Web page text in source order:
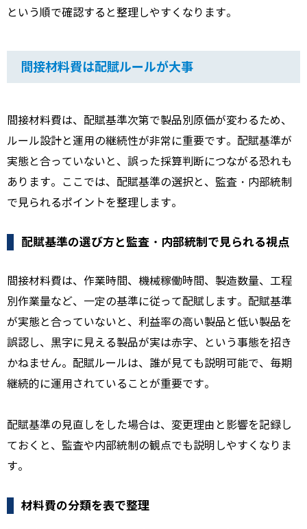
という順で確認すると整理しやすくなります。
間接材料費は配賦ルールが大事
間接材料費は、配賦基準次第で製品別原価が変わるため、
ルール設計と運用の継続性が非常に重要です。配賦基準が
実態と合っていないと、誤った採算判断につながる恐れも
あります。ここでは、配賦基準の選択と、監査・内部統制
で見られるポイントを整理します。
配賦基準の選び方と監査・内部統制で見られる視点
間接材料費は、作業時間、機械稼働時間、製造数量、工程
別作業量など、一定の基準に従って配賦します。配賦基準
が実態と合っていないと、利益率の高い製品と低い製品を
誤認し、黒字に見える製品が実は赤字、という事態を招き
かねません。配賦ルールは、誰が見ても説明可能で、毎期
継続的に運用されていることが重要です。
配賦基準の見直しをした場合は、変更理由と影響を記録し
ておくと、監査や内部統制の観点でも説明しやすくなりま
す。
材料費の分類を表で整理